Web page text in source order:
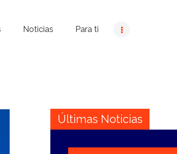
Noticias Para ti
Últimas Noticias